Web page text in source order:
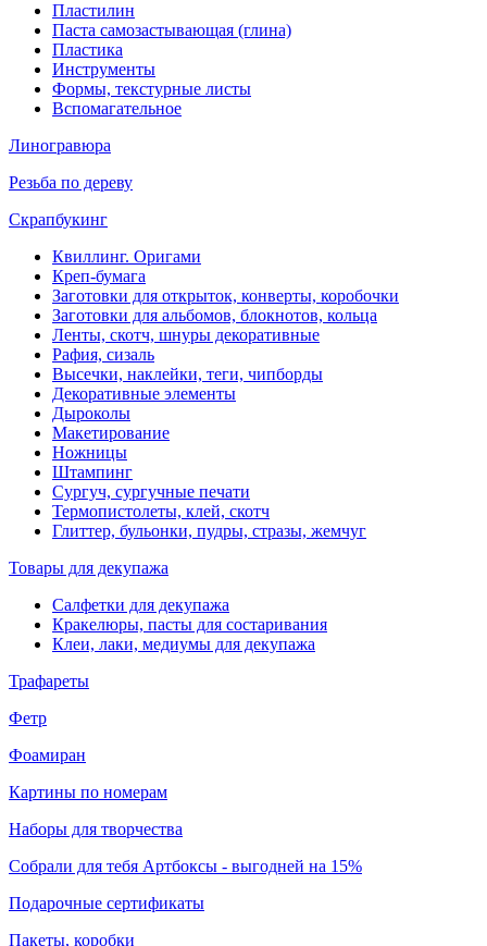
Пластилин
Паста самозастывающая (глина)
Пластика
Инструменты
Формы, текстурные листы
Вспомагательное
Линогравюра
Резьба по дереву
Скрапбукинг
Квиллинг. Оригами
Креп-бумага
Заготовки для открыток, конверты, коробочки
Заготовки для альбомов, блокнотов, кольца
Ленты, скотч, шнуры декоративные
Рафия, сизаль
Высечки, наклейки, теги, чипборды
Декоративные элементы
Дыроколы
Макетирование
Ножницы
Штампинг
Сургуч, сургучные печати
Термопистолеты, клей, скотч
Глиттер, бульонки, пудры, стразы, жемчуг
Товары для декупажа
Салфетки для декупажа
Кракелюры, пасты для состаривания
Клеи, лаки, медиумы для декупажа
Трафареты
Фетр
Фоамиран
Картины по номерам
Наборы для творчества
Собрали для тебя Артбоксы - выгодней на 15%
Подарочные сертификаты
Пакеты, коробки